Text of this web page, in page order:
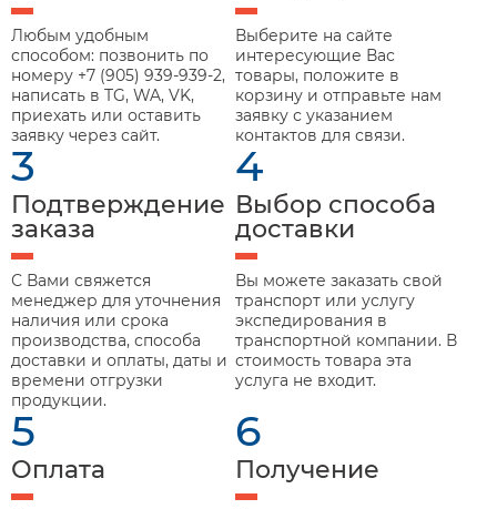
Любым удобным
способом: позвонить по
номеру +7 (905) 939-939-2,
написать в TG, WA, VK,
приехать или оставить
заявку через сайт.
Выберите на сайте
интересующие Вас
товары, положите в
корзину и отправьте нам
заявку с указанием
контактов для связи.
3
Подтверждение
заказа
С Вами свяжется
менеджер для уточнения
наличия или срока
производства, способа
доставки и оплаты, даты и
времени отгрузки
продукции.
4
Выбор способа
доставки
Вы можете заказать свой
транспорт или услугу
экспедирования в
транспортной компании. В
стоимость товара эта
услуга не входит.
5
Оплата
6
Получение